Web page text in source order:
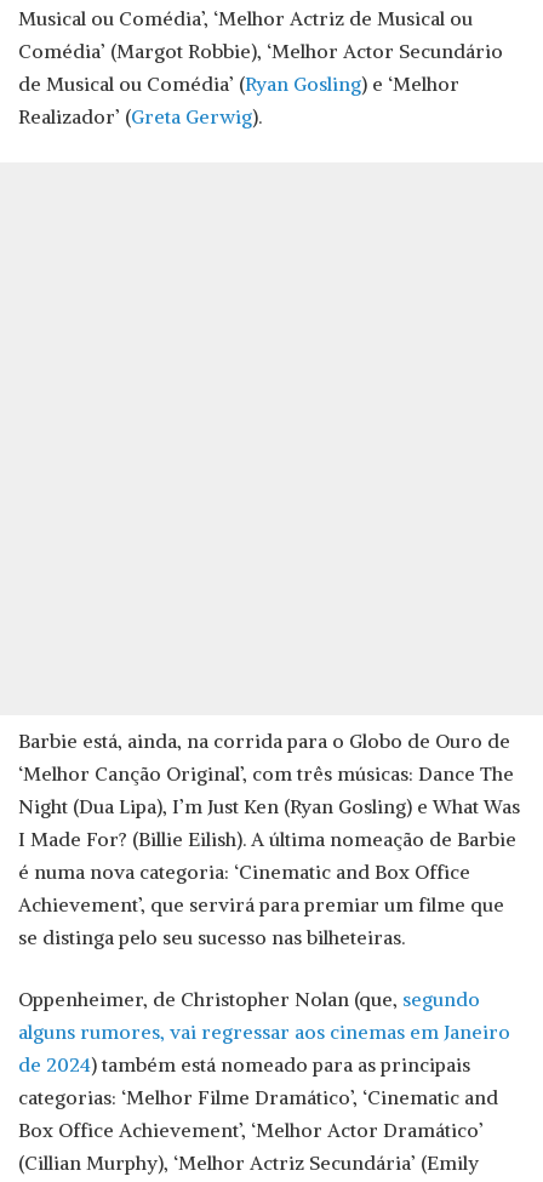
Musical ou Comédia’, ‘Melhor Actriz de Musical ou
Comédia’ (Margot Robbie), ‘Melhor Actor Secundário
de Musical ou Comédia’ (Ryan Gosling) e ‘Melhor
Realizador’ (Greta Gerwig).
Barbie está, ainda, na corrida para o Globo de Ouro de
‘Melhor Canção Original’, com três músicas: Dance The
Night (Dua Lipa), I’m Just Ken (Ryan Gosling) e What Was
I Made For? (Billie Eilish). A última nomeação de Barbie
é numa nova categoria: ‘Cinematic and Box Office
Achievement’, que servirá para premiar um filme que
se distinga pelo seu sucesso nas bilheteiras.
Oppenheimer, de Christopher Nolan (que, segundo
alguns rumores, vai regressar aos cinemas em Janeiro
de 2024) também está nomeado para as principais
categorias: ‘Melhor Filme Dramático’, ‘Cinematic and
Box Office Achievement’, ‘Melhor Actor Dramático’
(Cillian Murphy), ‘Melhor Actriz Secundária’ (Emily